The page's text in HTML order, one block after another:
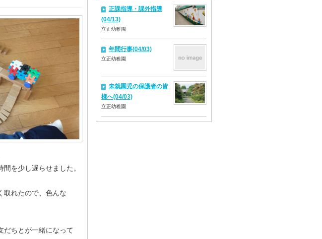
を少し遅らせました。
取れたので、色んな
だちとが一緒になって
正課指導・課外指導
(04/13)
立正幼稚園
年間行事(04/03)
立正幼稚園
未就園児の保護者の皆
様へ(04/03)
立正幼稚園